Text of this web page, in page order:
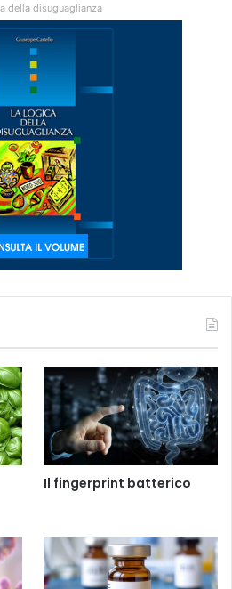
della disuguaglianza
Il fingerprint batterico